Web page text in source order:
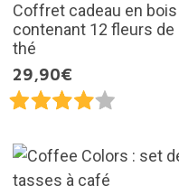
Coffret cadeau en bois
contenant 12 fleurs de
thé
29,90€